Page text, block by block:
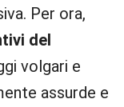
Per ora,
del
volgari e
assurde e